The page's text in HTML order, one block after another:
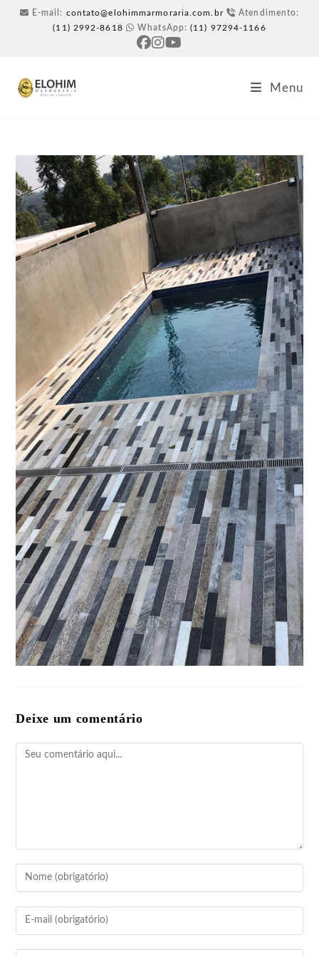
E-mail: contato@elohimmarmoraria.com.br
Atendimento:
(11) 2992-8618
WhatsApp: (11) 97294-1166
Menu
Deixe um comentário